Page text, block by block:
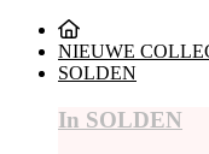
NIEUWE
SOLDEN
In SOLDEN